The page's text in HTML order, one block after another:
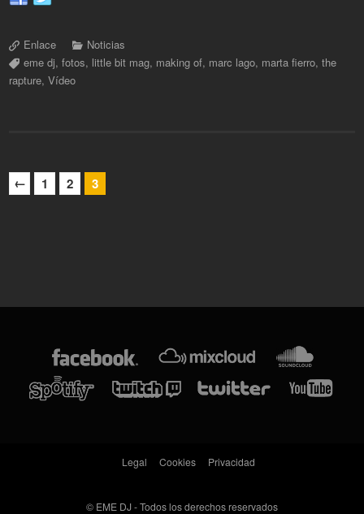
Enlace
Noticias
eme dj,fotos, little bit mag, making of, marc lago, marta fierro,the
rapture,Vídeo
← 1 2 3
Legal Cookies Privacidad
© EME DJ - Todos los derechos reservados